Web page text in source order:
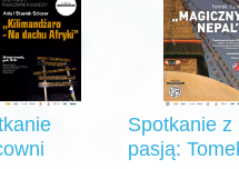
Spotkanie z
pasją: